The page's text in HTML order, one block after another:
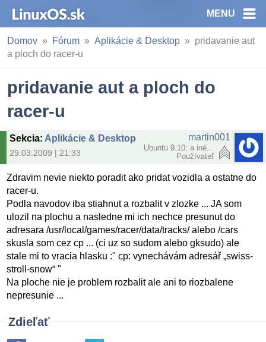
MENU
Domov Fórum Aplikácie & Desktop
pridavanie aut
a ploch do racer-u
pridavanie aut a ploch do
racer-u
Sekcia: Aplikácie & Desktop
29.03.2009 | 21:33
martin001
Ubuntu 9.10; a iné..
Používateľ
Zdravim nevie niekto poradit ako pridat vozidla a ostatne do
racer-u.
Podla navodov iba stiahnut a rozbalit v zlozke ... JA som
ulozil na plochu a nasledne mi ich nechce presunut do
adresara /usr/local/games/racer/data/tracks/ alebo /cars
skusla som cez cp ... (ci uz so sudom alebo gksudo) ale
stale mi to vracia hlasku :" cp: vynechávám adresář „swiss-
stroll-snow“ "
Na ploche nie je problem rozbalit ale ani to riozbalene
nepresunie ...
Zdieľať